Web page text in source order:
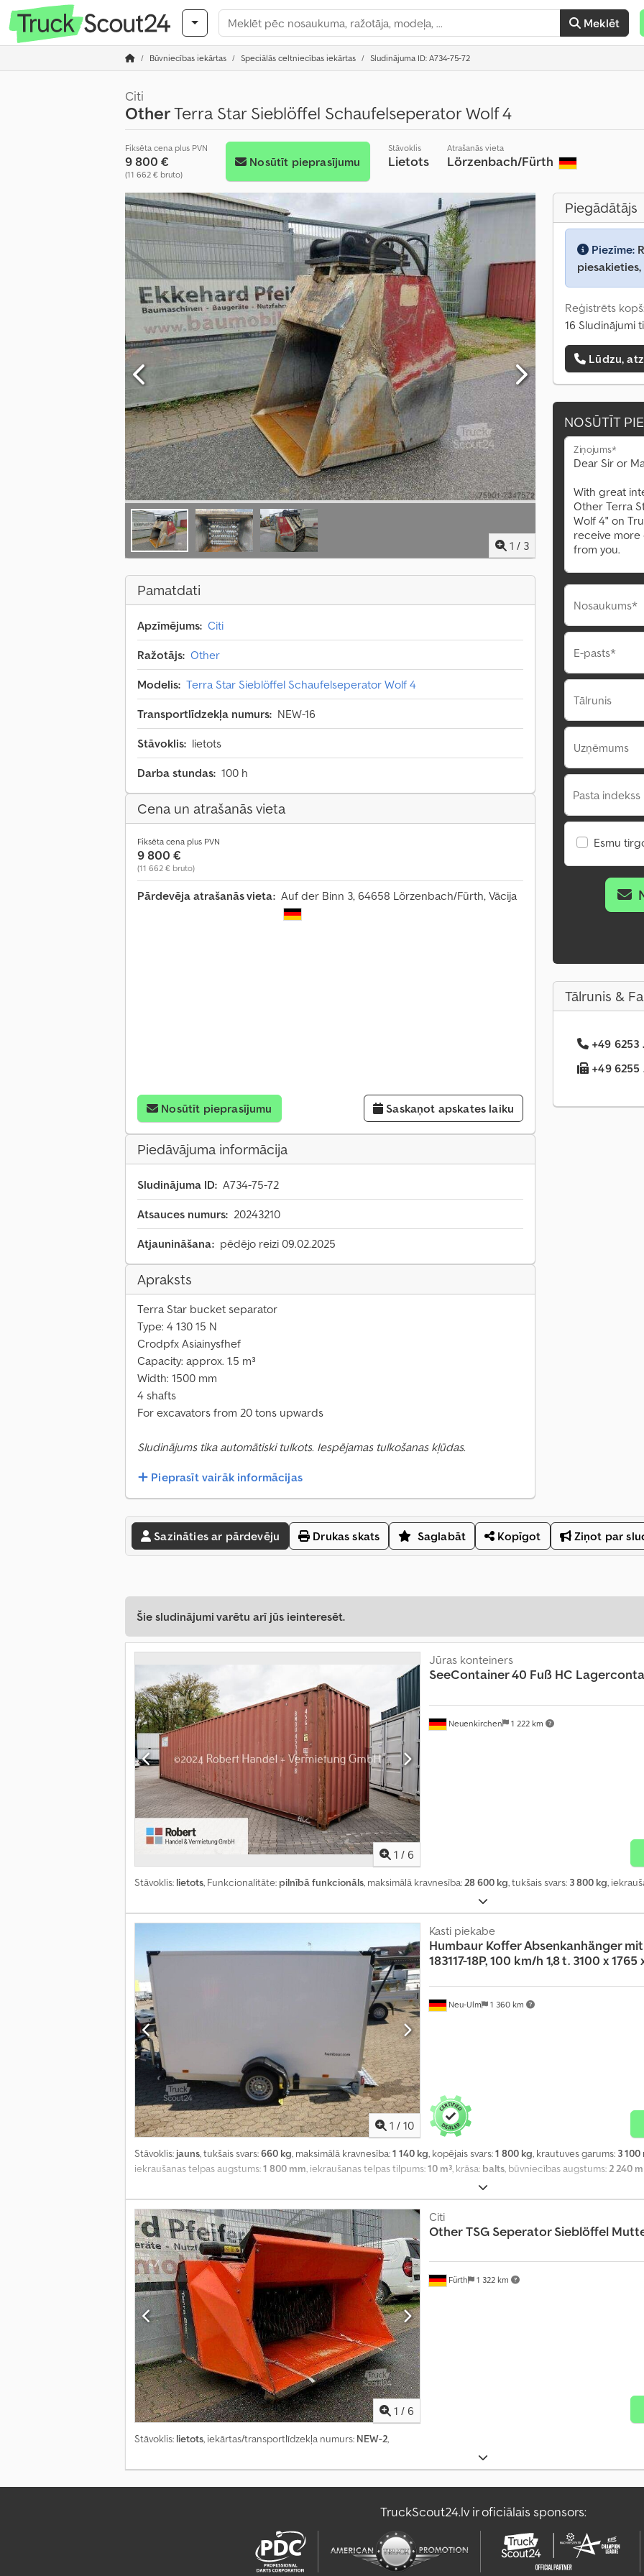
Meklēt
Būvniecības iekārtas Speciālās celtniecības iekārtas Sludinājuma ID: A734-75-72
Citi
OtherTerra Star Sieblöffel Schaufelseperator Wolf 4
Fiksēta cena plus PVN
9 800 €
(11 662 € bruto)
Nosūtīt pieprasījumu
Stāvoklis
Lietots
Atrašanās vieta
Lörzenbach/Fürth
1 / 3
Pamatdati
Apzīmējums: Citi
Ražotājs: Other
Modelis: Terra Star Sieblöffel Schaufelseperator Wolf 4
Transportlīdzekļa numurs: NEW-16
Stāvoklis: lietots
Darba stundas: 100 h
Cena un atrašanās vieta
Fiksēta cena plus PVN
9 800 €
(11 662 € bruto)
Pārdevēja atrašanās vieta: Auf der Binn 3, 64658 Lörzenbach/Fürth, Vācija
Nosūtīt pieprasījumu Saskaņot apskates laiku
Piedāvājuma informācija
Sludinājuma ID: A734-75-72
Atsauces numurs: 20243210
Atjaunināšana: pēdējo reizi 09.02.2025
Apraksts
Terra Star bucket separator
Type: 4 130 15 N
Crodpfx Asiainysfhef
Capacity: approx. 1.5 m³
Width: 1500 mm
4 shafts
For excavators from 20 tons upwards
Sludinājums tika automātiski tulkots. Iespējamas tulkošanas kļūdas.
Pieprasīt vairāk informācijas
Piegādātājs
Piezīme:
piesakieties,
Reģistrēts
16 Sludinājumi
Lūdzu,
NOSŪTĪT
Ziņojums*
Nosaukums*
E-pasts*
Tālrunis
Uzņēmums
Pasta
Esmu
Tālrunis &
+49 6253
+49 6255
Sazināties ar pārdevēju Drukas skats Saglabāt Kopīgot Ziņot par
Šie sludinājumi varētu arī jūs ieinteresēt.
1 / 6
Neuenkirchen 1 222 km
Jūras konteiners
SeeContainer 40 Fuß HC
Stāvoklis: lietots, Funkcionalitāte: pilnībā funkcionāls, maksimālā kravnesība:28 600 kg, tukšais svars: 3 800 kg,
1 / 10
Neu-Ulm 1 360 km
Kasti piekabe
Humbaur Koffer Absenkanhänger
183117-18P, 100 km/h 1,8 t. 3100 x
Stāvoklis: jauns, tukšais svars:660 kg, maksimālā kravnesība:1 140 kg, kopējais svars:1 800 kg, krautuves garums: 3 100
iekraušanas telpas augstums:1 800 mm, iekraušanas telpas tilpums:10 m³, krāsa: balts, būvniecības augstums:2 240
1 / 6
Fürth 1 322 km
Citi
OtherTSG Seperator Sieblöffel
Stāvoklis: lietots, iekārtas/transportlīdzekļa numurs: NEW-2,
TruckScout24.lv ir oficiālais sponsors: